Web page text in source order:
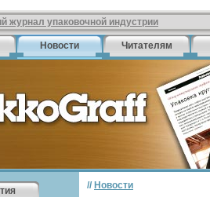
журнал упаковочной индустрии
Новости Читателям
// Новости